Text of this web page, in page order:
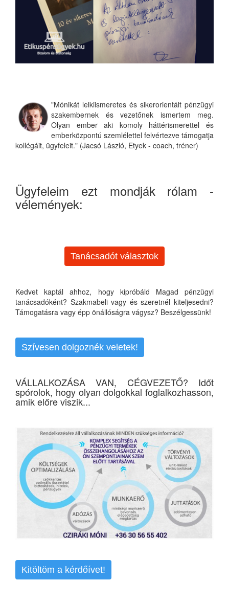
"Mónikát lelkiismeretes és sikerorientált pénzügyi
szakembernek és vezetőnek ismertem meg.
Olyan ember aki komoly háttérismerettel és
emberközpontú szemlélettel felvértezve támogatja
kollégáit, ügyfeleit." (Jacsó László, Etyek - coach, tréner)
Ügyfeleim ezt mondják rólam -
vélemények:
Tanácsadót választok
Kedvet kaptál ahhoz, hogy kipróbáld Magad pénzügyi
tanácsadóként? Szakmabeli vagy és szeretnél kiteljesedni?
Támogatásra vagy épp önállóságra vágysz? Beszélgessünk!
Szívesen dolgoznék veletek!
VÁLLALKOZÁSA VAN, CÉGVEZETŐ? Időt
spórolok, hogy olyan dolgokkal foglalkozhasson,
amik előre viszik...
Kitöltöm a kérdőívet!